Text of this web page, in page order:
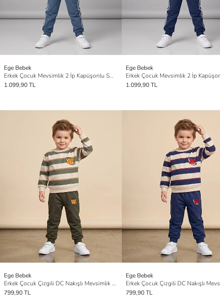
Ege Bebek
Erkek Çocuk Mevsimlik 2 İp Kapüşonlu Sweat ve Eşofman Altlı 2'li 6-7-8-910 Yaş Eşofman Takımı
1.099,90 TL
Ege Bebek
1.099,90 TL
Ege Bebek
Erkek Çocuk Çizgili DC Nakışlı Mevsimlik Eşofman Takımı
799,90 TL
Ege Bebek
799,90 TL